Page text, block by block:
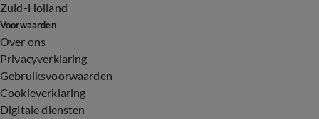
Zuid-Holland
Voorwaarden
Over ons
Privacyverklaring
Gebruiksvoorwaarden
Cookieverklaring
Digitale diensten